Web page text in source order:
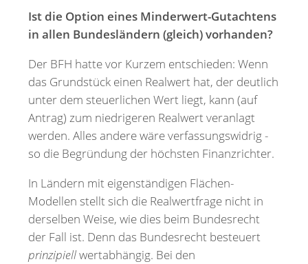
Ist die Option eines Minderwert-Gutachtens
in allen Bundesländern (gleich) vorhanden?
Der BFH hatte vor Kurzem entschieden: Wenn
das Grundstück einen Realwert hat, der deutlich
unter dem steuerlichen Wert liegt, kann (auf
Antrag) zum niedrigeren Realwert veranlagt
werden. Alles andere wäre verfassungswidrig -
so die Begründung der höchsten Finanzrichter.
In Ländern mit eigenständigen Flächen-
Modellen stellt sich die Realwertfrage nicht in
derselben Weise, wie dies beim Bundesrecht
der Fall ist. Denn das Bundesrecht besteuert
prinzipiellwertabhängig. Bei den